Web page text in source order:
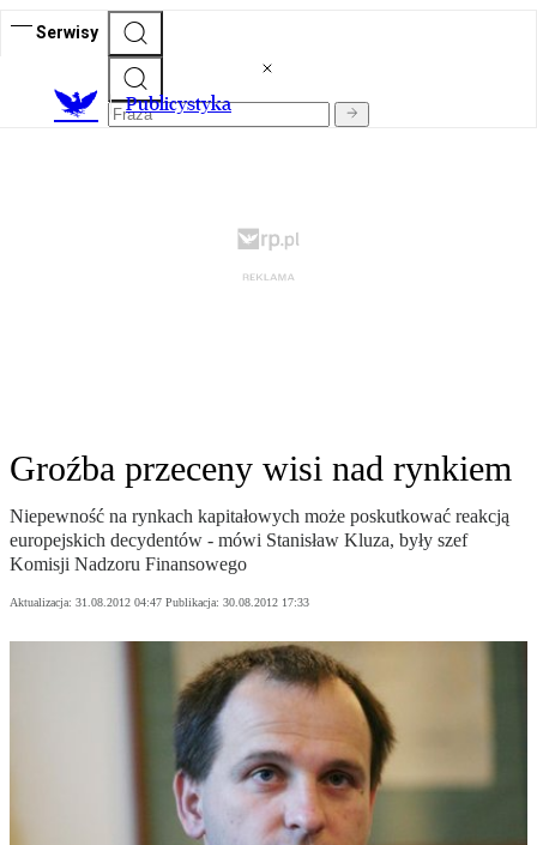
Serwisy
Publicystyka
Groźba przeceny wisi nad rynkiem
Niepewność na rynkach kapitałowych może poskutkować reakcją
europejskich decydentów - mówi Stanisław Kluza, były szef
Komisji Nadzoru Finansowego
Aktualizacja: 31.08.2012 04:47 Publikacja: 30.08.2012 17:33